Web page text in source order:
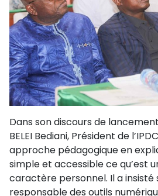
Dans son discours de
BELEI Bediani, Président de
approche pédagogique en
simple et accessible ce qu’est
caractère personnel. Il a insisté
responsable des outils